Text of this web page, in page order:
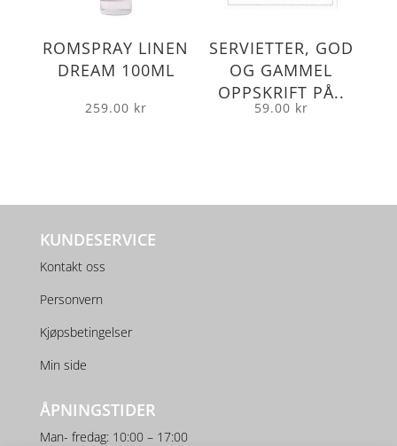
ROMSPRAY LINEN
DREAM 100ML
259.00 kr
SERVIETTER, GOD
OG GAMMEL
OPPSKRIFT PÅ..
59.00 kr
KUNDESERVICE
Kontakt oss
Personvern
Kjøpsbetingelser
Min side
ÅPNINGSTIDER
Man- fredag: 10:00 – 17:00